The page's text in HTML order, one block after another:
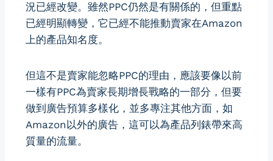
況已經改變。雖然PPC仍然是有關係的，但重點
已經明顯轉變，它已經不能推動賣家在Amazon
上的產品知名度。
但這不是賣家能忽略PPC的理由，應該要像以前
一樣有PPC為賣家長期增長戰略的一部分，但要
做到廣告預算多樣化，並多專注其他方面，如
Amazon以外的廣告，這可以為產品列錶帶來高
質量的流量。